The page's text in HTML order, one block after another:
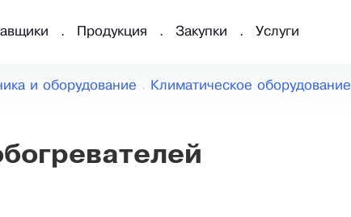
Продукция Закупки Услуги
и оборудование Климатическое оборудование